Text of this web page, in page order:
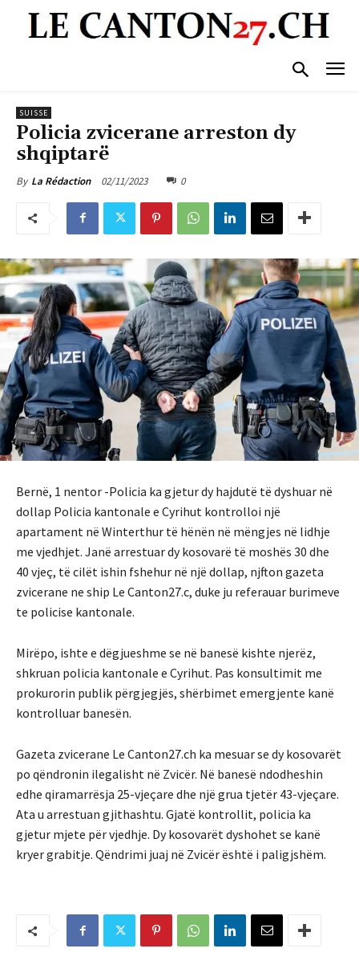
SUISSE
Policia zvicerane arreston dy
shqiptarë
By La Rédaction 02/11/2023 0
Bernë, 1 nentor -Policia ka gjetur dy hajdutë të dyshuar në
dollap Policia kantonale e Cyrihut kontrolloi një
apartament në Winterthur të hënën në mëngjes në lidhje
me vjedhjet. Janë arrestuar dy kosovarë të moshës 30 dhe
40 vjeç, të cilët ishin fshehur në një dollap, njfton gazeta
zvicerane ne ship Le Canton27.c, duke ju referauar burimeve
te policise kantonale.
Mirëpo, ishte e dëgjueshme se në banesë kishte njerëz,
shkruan policia kantonale e Cyrihut. Pas konsultimit me
prokurorin publik përgjegjës, shërbimet emergjente kanë
kontrolluar banesën.
Gazeta zvicerane Le Canton27.ch ka mesuar se dy kosovarët
po qëndronin ilegalisht në Zvicër. Në banesë ndodheshin
edhe qiramarrësja 25-vjeçare dhe një grua tjetër 43-vjeçare.
Ata u arrestuan gjithashtu. Gjatë kontrollit, policia ka
gjetur mjete për vjedhje. Dy kosovarët dyshohet se kanë
kryer grabitje. Qëndrimi juaj në Zvicër është i paligjshëm.